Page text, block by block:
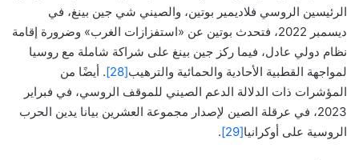
الرئيسين الروسي فلاديمير بوتين، والصيني شي جين بينغ، في
ديسمبر 2022، فتحدث بوتين عن «استفزازات الغرب» وضرورة إقامة
نظام دولي عادل، فيما ركز جين بينغ على شراكة شاملة مع روسيا
لمواجهة القطبية الأحادية والحمائية والترهيب[28]
. أيضًا من
المؤشرات ذات الدلالة الدعم الصيني للموقف الروسي، في فبراير
2023، في عرقلة الصين لإصدار مجموعة العشرين بيانا يدين الحرب
الروسية على أوكرانيا[29]
.